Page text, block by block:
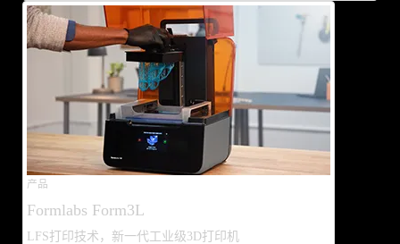
产品
Formlabs Form3L
LFS打印技术，新一代工业级3D打印机